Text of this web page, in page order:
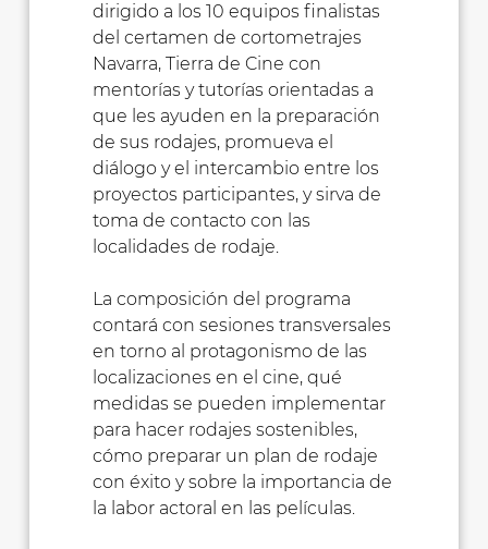
dirigido a los 10 equipos finalistas
del certamen de cortometrajes
Navarra, Tierra de Cine con
mentorías y tutorías orientadas a
que les ayuden en la preparación
de sus rodajes, promueva el
diálogo y el intercambio entre los
proyectos participantes, y sirva de
toma de contacto con las
localidades de rodaje.
La composición del programa
contará con sesiones transversales
en torno al protagonismo de las
localizaciones en el cine, qué
medidas se pueden implementar
para hacer rodajes sostenibles,
cómo preparar un plan de rodaje
con éxito y sobre la importancia de
la labor actoral en las películas.